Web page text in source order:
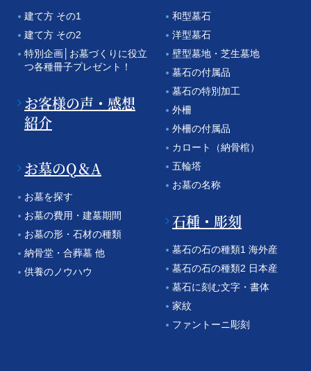
建て方 その1
建て方 その2
特別企画│お墓づくりに役立
つ各種冊子プレゼント！
お客様の声・感想
紹介
お墓のQ＆A
お墓を探す
お墓の費用・建墓期間
お墓の形・石材の種類
納骨堂・合葬墓 他
供養のノウハウ
和型墓石
洋型墓石
壁型墓地・芝生墓地
墓石の付属品
墓石の特別加工
外柵
外柵の付属品
カロート（納骨棺）
五輪塔
お墓の名称
石種・彫刻
墓石の石の種類1 海外産
墓石の石の種類2 日本産
墓石に刻む文字・書体
家紋
ファントーニ彫刻